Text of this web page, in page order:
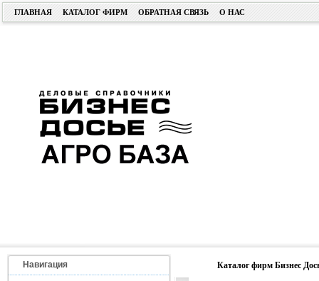
ГЛАВНАЯ КАТАЛОГ ФИРМ ОБРАТНАЯ СВЯЗЬ О НАС
Навигация Каталог фирм Бизнес